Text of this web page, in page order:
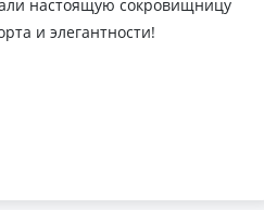
настоящую сокровищницу
и элегантности!